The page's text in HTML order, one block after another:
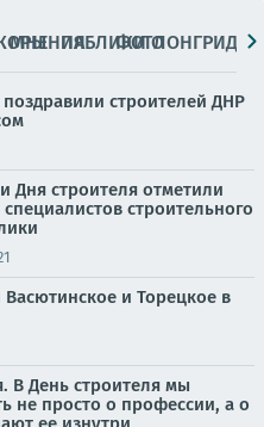
МНЕНИЯПАБЛИКИ
ФОТОЛОНГРИДЫ
строителей ДНР
Дня строителя отметили
строительного
и Торецкое в
В День строителя мы
не просто о профессии, а о